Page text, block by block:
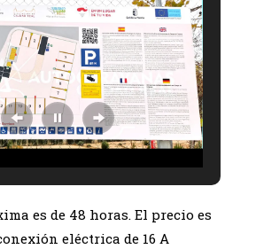
es de 48 horas. El precio es
eléctrica de 16 A